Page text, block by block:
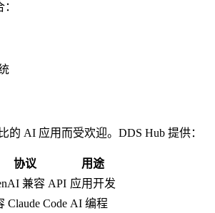
的 AI 应用而受欢迎。DDS Hub 提供：
协议
用途
兼容 API 应用开发
Claude Code AI 编程